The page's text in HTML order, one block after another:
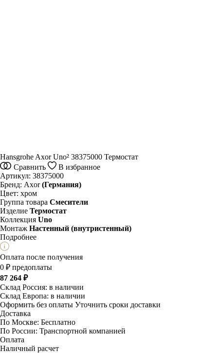
Hansgrohe Axor Uno² 38375000 Термостат
Сравнить
В избранное
Артикул: 38375000
Бренд: Axor (Германия)
Цвет: хром
Группа товара Смесители
Изделие Термостат
Коллекция Uno
Монтаж Настенный (внутристенный)
Подробнее
Оплата после получения
0 ₽ предоплаты
87 264 ₽
Склад Россия: в наличии
Склад Европа: в наличии
Оформить без оплаты Уточнить сроки доставки
Доставка
По Москве: Бесплатно
По России: Транспортной компанией
Оплата
Наличный расчет